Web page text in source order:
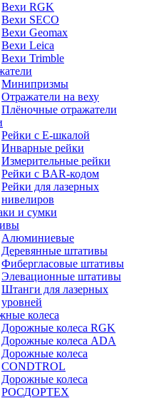
Вехи RGK
Вехи SECO
Вехи Geomax
Вехи Leica
Вехи Trimble
Минипризмы
Отражатели на веху
Плёночные отражатели
Рейки с E-шкалой
Инварные рейки
Измерительные рейки
Рейки с BAR-кодом
Рейки для лазерных
нивелиров
и сумки
Алюминиевые
Деревянные штативы
Фибергласовые штативы
Элевационные штативы
Штанги для лазерных
уровней
колеса
Дорожные колеса RGK
Дорожные колеса ADA
Дорожные колеса
CONDTROL
Дорожные колеса
РОСДОРТЕХ